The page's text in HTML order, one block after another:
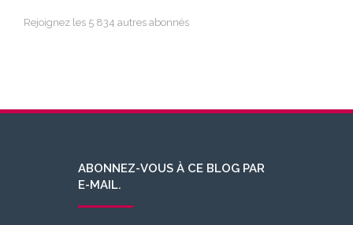
Rejoignez les 5 834 autres abonnés
ABONNEZ-VOUS À CE BLOG PAR
E-MAIL.